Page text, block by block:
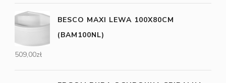
BESCO MAXI LEWA 100X80CM
(BAM100NL)
509,00zł